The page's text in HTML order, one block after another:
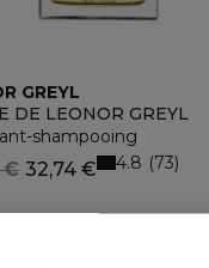
GREYL
DE LEONOR GREYL
shampooing
32,74 €
€ 4.8 73